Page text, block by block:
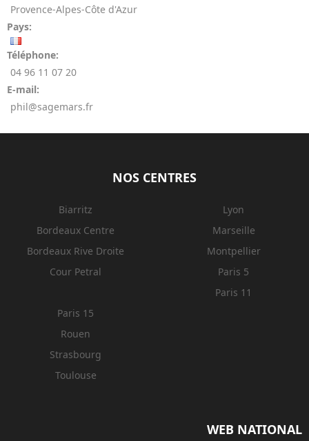
Provence-Alpes-Côte d'Azur
Pays:
Téléphone:
04 96 11 07 20
E-mail:
phil@sagemars.fr
NOS CENTRES
Biarritz
Bordeaux Centre
Bordeaux Rive Droite
Cour Petral
Lyon
Marseille
Montpellier
Paris 5
Paris 11
Paris 15
Rouen
Strasbourg
Toulouse
WEB NATIONAL